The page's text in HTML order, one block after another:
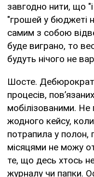
завгодно нити, що
"грошей у бюджеті
самим з собою
буде виграно, то
будуть нічого не
Шосте.
процесів,
мобілізованими.
жодного кейсу,
потрапила у полон,
місяцями не можу
те, що десь хтось
журналу чи папки.